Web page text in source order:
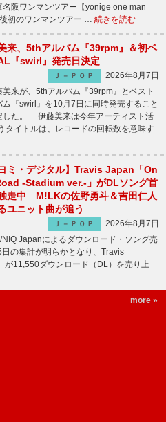
名阪ワンマンツアー【yonige one man
初のワンマンツアー … 続きを読む
来、5thアルバム『39rpm』＆初ベ
『swirl』発売日決定
Ｊ－ＰＯＰ
2026年8月7日
来が、5thアルバム『39rpm』とベスト
ム『swirl』を10月7日に同時発売すること
した。 伊藤美来は今年アーティスト活
タイトルは、レコードの回転数を意味す
ヨミ・デジタル】Travis Japan「On
-Stadium ver.-」がDLソング首
走中 M!LKの佐野勇斗＆吉田仁人
ユニット曲が追う
Ｊ－ＰＯＰ
2026年8月7日
Japanによるダウンロード・ソング売
の集計が明らかとなり、Travis
11,550ダウンロード（DL）を売り上
more »